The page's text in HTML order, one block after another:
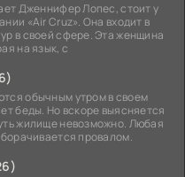
Дженнифер Лопес, стоит у
«Air Cruz». Она входит в
в своей сфере. Эта женщина
на язык, с
обычным утром в своем
беды. Но вскоре выясняется
жилище невозможно. Любая
провалом.